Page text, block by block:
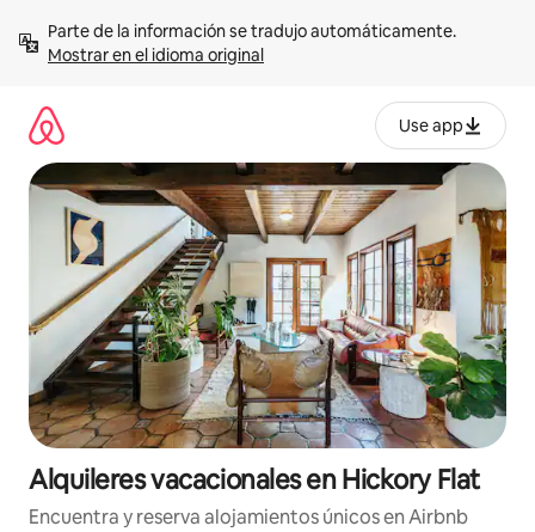
contenidoMostrar en el idioma original
Use app
Alquileres vacacionales en Hickory Flat
Encuentra y reserva alojamientos únicos en Airbnb